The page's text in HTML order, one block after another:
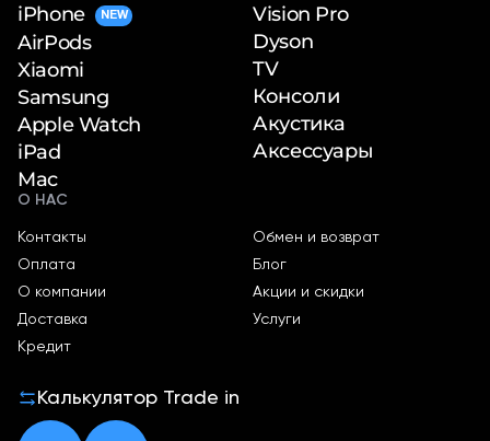
iPhone NEW
AirPods
Xiaomi
Samsung
Apple Watch
iPad
Mac
Vision Pro
Dyson
TV
Консоли
Акустика
Аксессуары
О НАС
Контакты
Оплата
О компании
Доставка
Кредит
Обмен и возврат
Блог
Акции и скидки
Услуги
Калькулятор Trade in